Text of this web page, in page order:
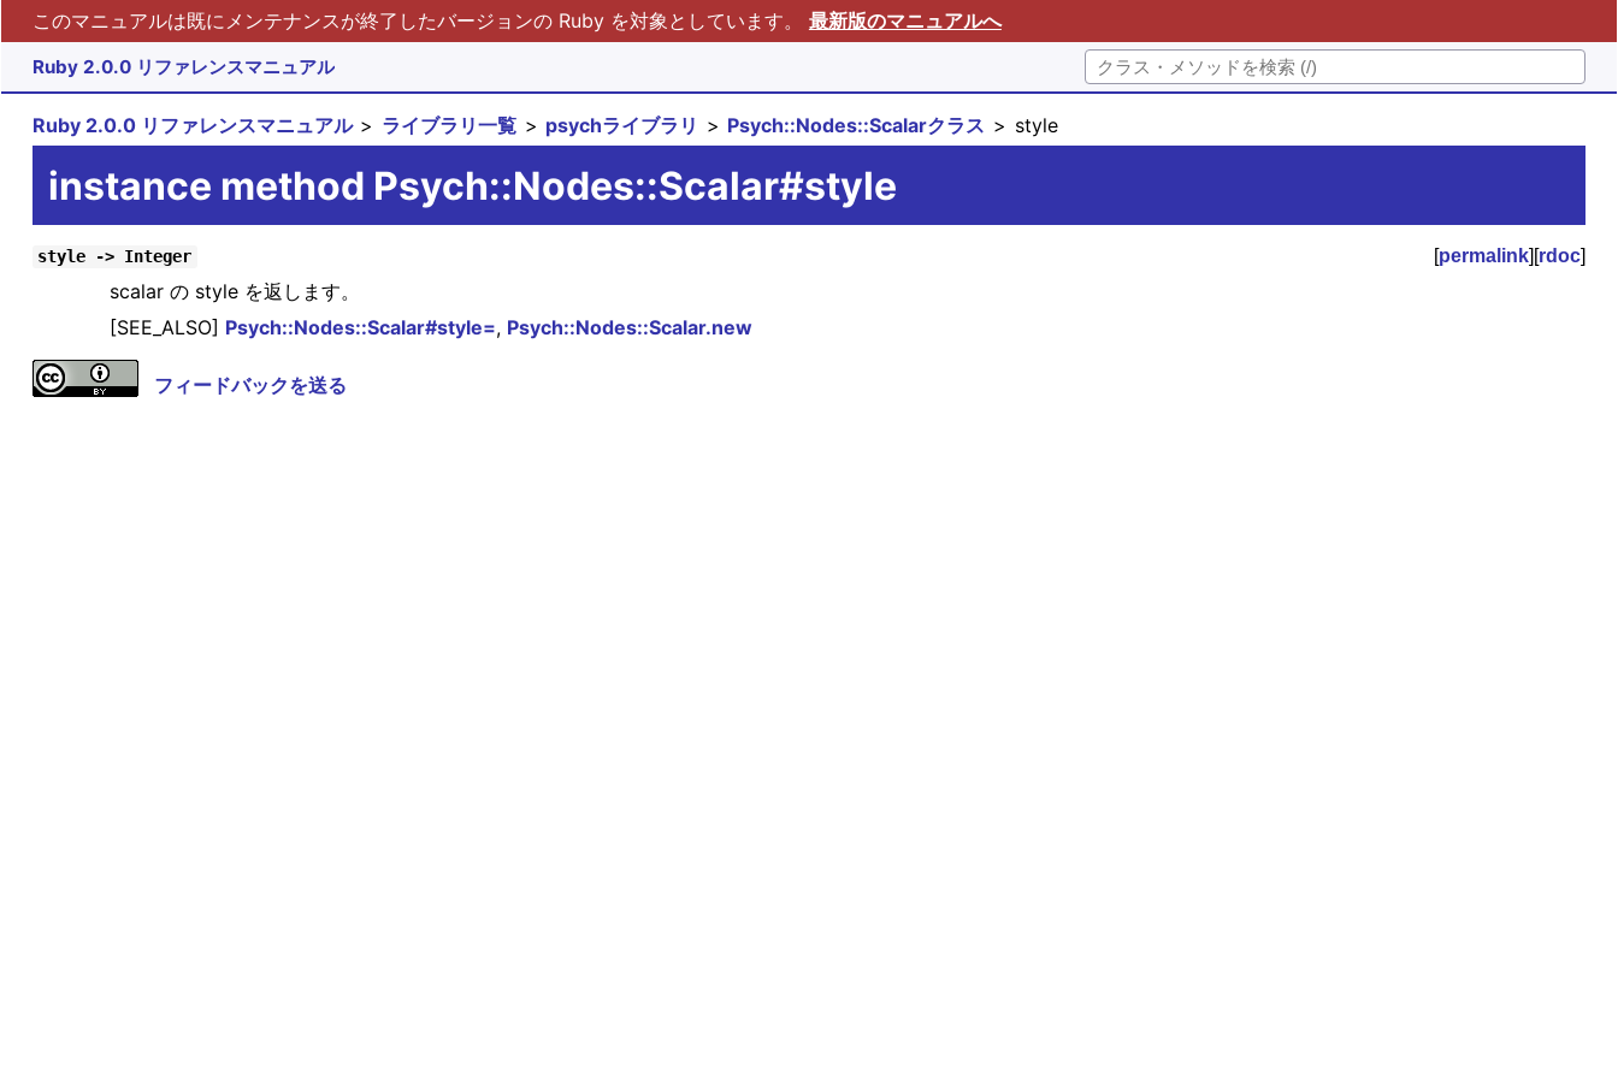
このマニュアルは既にメンテナンスが終了したバージョンの Ruby を対象としています。 最新版のマニュアルへ
Ruby 2.0.0 リファレンスマニュアル
Ruby 2.0.0 リファレンスマニュアル ライブラリ一覧 psychライブラリ Psych::Nodes::Scalarクラス style
instance method Psych::Nodes::Scalar#style
style -> Integer [permalink][rdoc]
scalar の style を返します。
[SEE_ALSO] Psych::Nodes::Scalar#style=, Psych::Nodes::Scalar.new
フィードバックを送る